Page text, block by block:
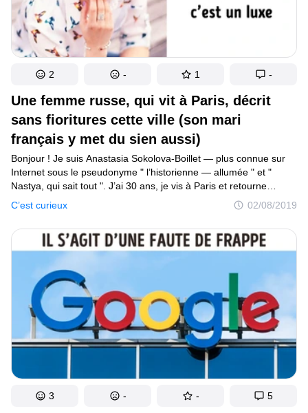
Une femme russe, qui vit à Paris, décrit
sans fioritures cette ville (son mari
français y met du sien aussi)
C’est curieux 02/08/2019
Bonjour ! Je suis Anastasia Sokolova-Boillet — plus connue sur
Internet sous le pseudonyme " l’historienne — allumée " et "
Nastya, qui sait tout ". J’ai 30 ans, je vis à Paris et retourne
souvent dans ma ville natale Moscou. Je suis diplômée
de la faculté d’histoire de l’Université d’État de Moscou. Le sujet
de mon étude m’a conduit à faire un stage en Espagne, puis
je suis allée en France, où j’ai ouvert un projet éducatif dédié
à l’histoire et à la culture de ce pays.
2 - 1 -
3 - - 5